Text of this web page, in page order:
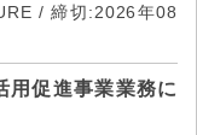
/ 締切:2026年08
用促進事業業務に